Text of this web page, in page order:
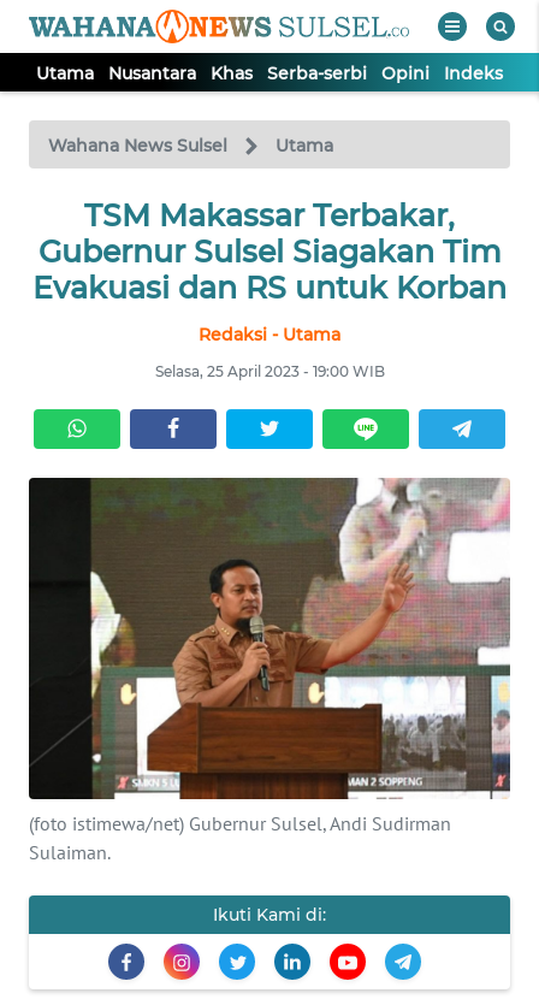
Utama Nusantara Khas Serba-serbi Opini Indeks
Wahana News Sulsel Utama
TSM Makassar Terbakar,
Gubernur Sulsel Siagakan Tim
Evakuasi dan RS untuk Korban
Redaksi - Utama
Selasa, 25 April 2023 - 19:00 WIB
(foto istimewa/net) Gubernur Sulsel, Andi Sudirman
Sulaiman.
Ikuti Kami di:
TV
Tutup
UTAMA
NUSANTARA
SERBA-
SERBI
KONTAK
KAMI
INFO
IKLAN
TENTANG